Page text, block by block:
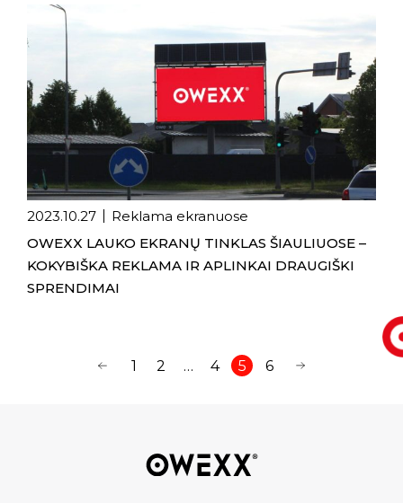
2023.10.27
Reklama ekranuose
OWEXX LAUKO EKRANŲ TINKLAS ŠIAULIUOSE –
KOKYBIŠKA REKLAMA IR APLINKAI DRAUGIŠKI
SPRENDIMAI
1 2 … 4 5 6